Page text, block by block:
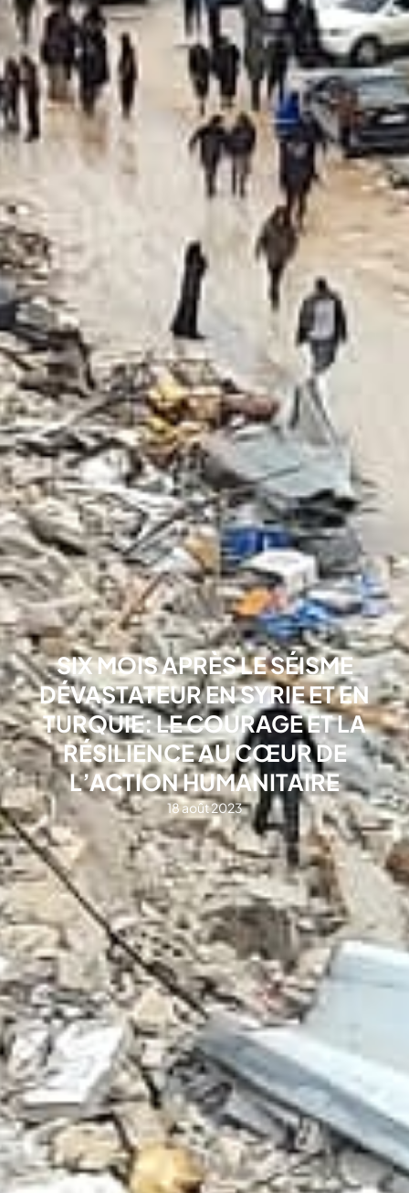
SIX MOIS APRÈS LE SÉISME
DÉVASTATEUR EN SYRIE ET EN
TURQUIE: LE COURAGE ET LA
RÉSILIENCE AU CŒUR DE
L’ACTION HUMANITAIRE
18 août 2023